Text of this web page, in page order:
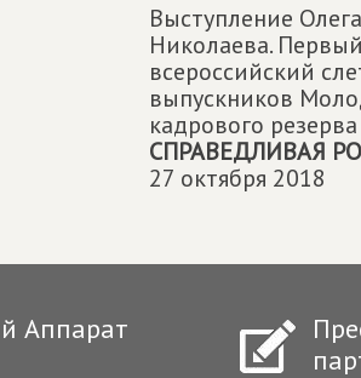
Выступление Олега
Николаева. Первый
всероссийский
выпускников
кадрового
СПРАВЕДЛИВАЯ
27 октября 2018
Аппарат